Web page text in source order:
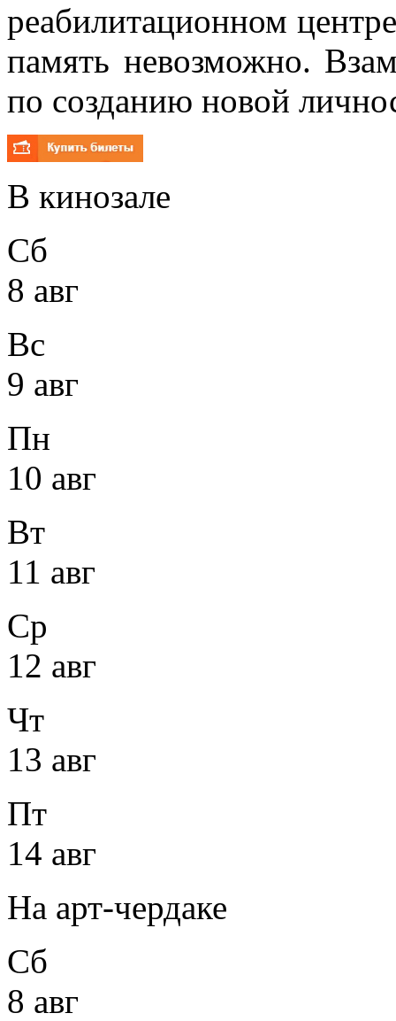
реабилитационном
память невозможно.
по созданию новой
В кинозале
Сб
8 авг
Вс
9 авг
Пн
10 авг
Вт
11 авг
Ср
12 авг
Чт
13 авг
Пт
14 авг
На арт-чердаке
Сб
8 авг